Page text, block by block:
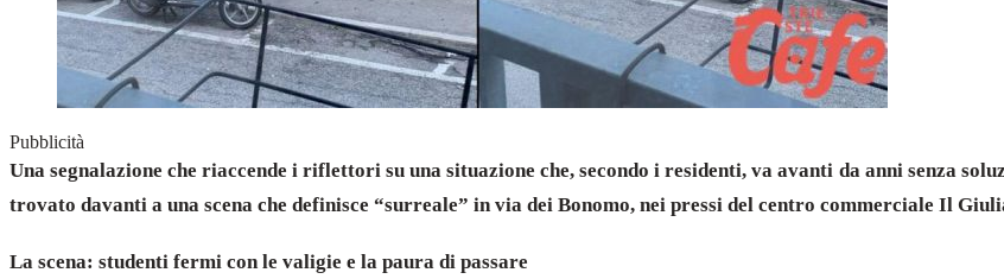
Pubblicità
Una segnalazione che riaccende i riflettori su una situazione che, secondo i residenti, va avanti da anni senza
trovato davanti a una scena che definisce “surreale” in via dei Bonomo, nei pressi del centro commerciale Il
La scena: studenti fermi con le valigie e la paura di passare